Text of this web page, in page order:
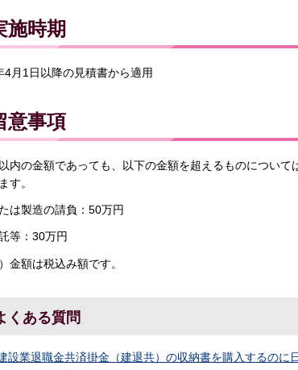
施時期
4月1日以降の見積書から適用
意事項
内の金額であっても、以下の金額を超えるものについ
す。
は製造の請負：50万円
等：30万円
金額は税込み額です。
くある質問
設業退職金共済掛金（建退共）の収納書を購入するのに